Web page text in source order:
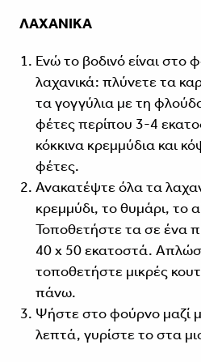
ΛΑΧΑΝΙΚΑ
Ενώ το βοδινό είναι στο
λαχανικά: πλύνετε τα
τα γογγύλια με τη
φέτες περίπου 3-4
κόκκινα κρεμμύδια και
φέτες.
Ανακατέψτε όλα τα
κρεμμύδι, το θυμάρι, το
Τοποθετήστε τα σε ένα
40 x 50 εκατοστά.
τοποθετήστε μικρές
πάνω.
Ψήστε στο φούρνο μαζί
λεπτά, γυρίστε το στα